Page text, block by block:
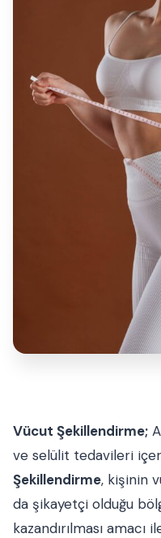
Vücut Şekillendirme;
ve selülit tedavileri
Şekillendirme, kişinin
da şikayetçi olduğu
kazandırılması